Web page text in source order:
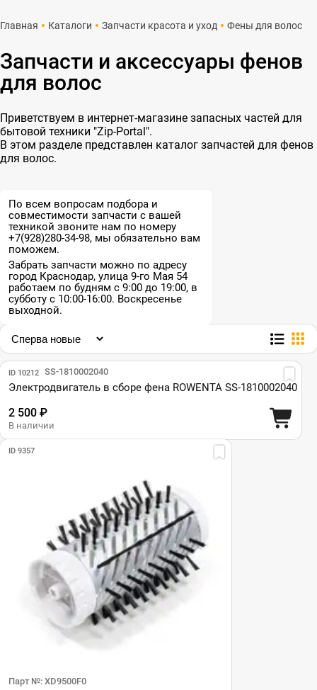
Главная Каталоги Запчасти красота и уход Фены для волос
Запчасти и аксессуары фенов
для волос
Приветствуем в интернет-магазине запасных частей для
бытовой техники "Zip-Portal".
В этом разделе представлен каталог запчастей для фенов
для волос.
По всем вопросам подбора и
совместимости запчасти с вашей
техникой звоните нам по номеру
+7(928)280-34-98, мы обязательно вам
поможем.
Забрать запчасти можно по адресу
город Краснодар, улица 9-го Мая 54
работаем по будням с 9:00 до 19:00, в
субботу с 10:00-16:00. Воскресенье
выходной.
ID 10212
Парт №: SS-1810002040
Электродвигатель в сборе фена ROWENTA SS-1810002040
2 500 ₽
В наличии
ID 9357
Парт №: XD9500F0